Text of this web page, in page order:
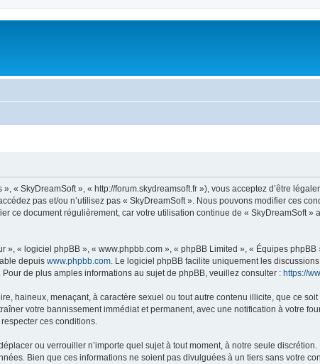
« SkyDreamSoft », « http://forum.skydreamsoft.fr »), vous acceptez d’être
pas et/ou n’utilisez pas « SkyDreamSoft ». Nous pouvons modifier ces
ce document régulièrement, car votre utilisation continue de « SkyDreamSoft »
« logiciel phpBB », « www.phpbb.com », « phpBB Limited », « Équipes
depuis www.phpbb.com. Le logiciel phpBB facilite uniquement les
de plus amples informations au sujet de phpBB, veuillez consulter : https://
haineux, menaçant, à caractère sexuel ou tout autre contenu illicite, que ce
votre bannissement immédiat et permanent, avec une notification à votre
ces conditions.
ou verrouiller n’importe quel sujet à tout moment, à notre seule
Bien que ces informations ne soient pas divulguées à un tiers sans votre